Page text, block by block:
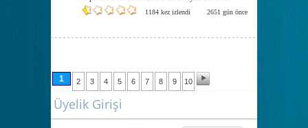
1184 kez izlendi 2651 gün önce
1 2 3 4 5 6 7 8 9 10
Üyelik Girişi